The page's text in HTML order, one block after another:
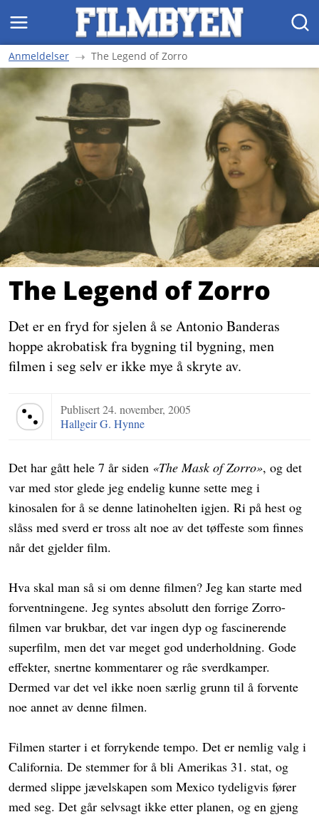
MENY SØK
Anmeldelser The Legend of Zorro
The Legend of Zorro
Det er en fryd for sjelen å se Antonio Banderas
hoppe akrobatisk fra bygning til bygning, men
filmen i seg selv er ikke mye å skryte av.
Terningkast 3Publisert24. november, 2005
Hallgeir G. Hynne
Det har gått hele 7 år siden «The Mask of Zorro», og det
var med stor glede jeg endelig kunne sette meg i
kinosalen for å se denne latinohelten igjen. Ri på hest og
slåss med sverd er tross alt noe av det tøffeste som finnes
når det gjelder film.
Hva skal man så si om denne filmen? Jeg kan starte med
forventningene. Jeg syntes absolutt den forrige Zorro-
filmen var brukbar, det var ingen dyp og fascinerende
superfilm, men det var meget god underholdning. Gode
effekter, snertne kommentarer og råe sverdkamper.
Dermed var det vel ikke noen særlig grunn til å forvente
noe annet av denne filmen.
Filmen starter i et forrykende tempo. Det er nemlig valg i
California. De stemmer for å bli Amerikas 31. stat, og
dermed slippe jævelskapen som Mexico tydeligvis fører
med seg. Det går selvsagt ikke etter planen, og en gjeng